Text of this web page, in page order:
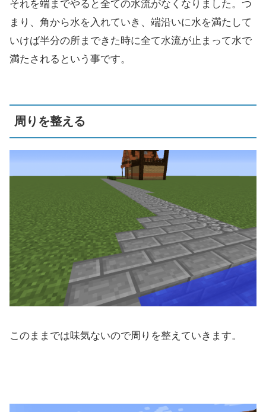
それを端までやると全ての水流がなくなりました。つ
まり、角から水を入れていき、端沿いに水を満たして
いけば半分の所まできた時に全て水流が止まって水で
満たされるという事です。
周りを整える
このままでは味気ないので周りを整えていきます。